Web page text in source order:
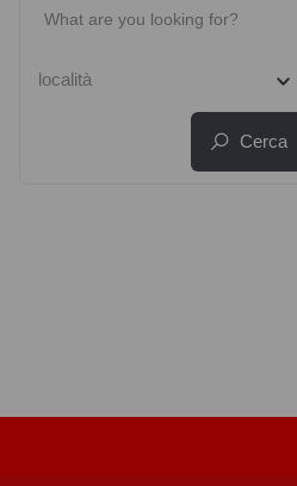
località
Cerca